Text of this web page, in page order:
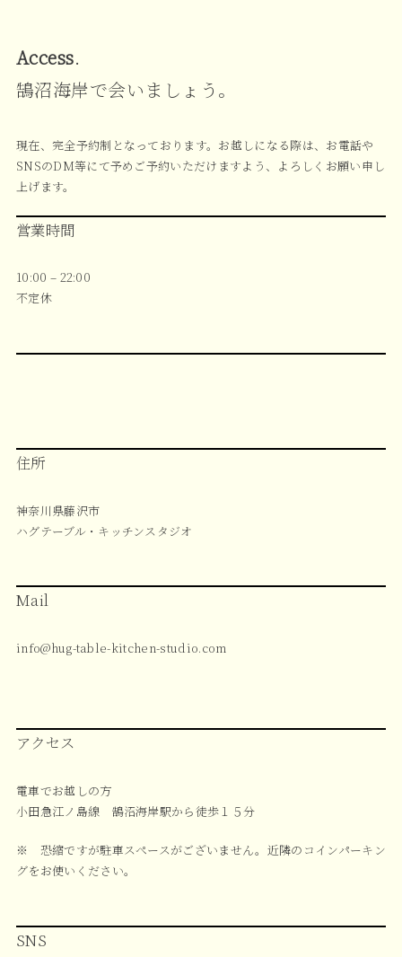
Access.
鵠沼海岸で会いましょう。
現在、完全予約制となっております。お越しになる際は、お電話や
SNSのDM等にて予めご予約いただけますよう、よろしくお願い申し
上げます。
営業時間
10:00 – 22:00
不定休
住所
神奈川県藤沢市
ハグテーブル・キッチンスタジオ
Mail
info@hug-table-kitchen-studio.com
アクセス
電車でお越しの方
小田急江ノ島線 鵠沼海岸駅から徒歩１５分
※ 恐縮ですが駐車スペースがございません。近隣のコインパーキン
グをお使いください。
SNS